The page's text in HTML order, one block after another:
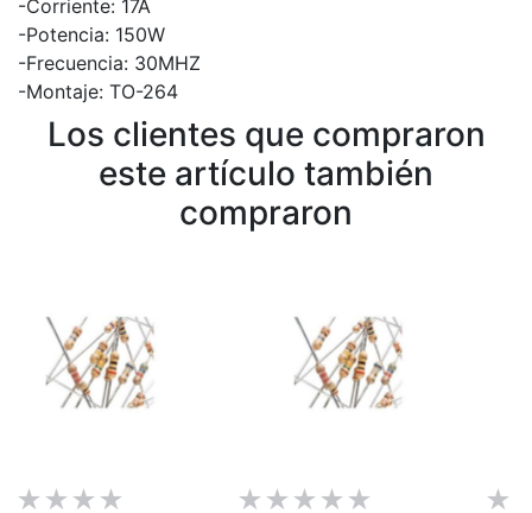
-Corriente: 17A
-Potencia: 150W
-Frecuencia: 30MHZ
-Montaje: TO-264
Los clientes que compraron
este artículo también
compraron